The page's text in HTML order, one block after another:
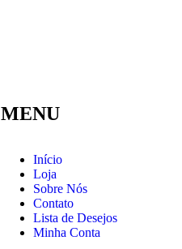
MENU
Início
Loja
Sobre Nós
Contato
Lista de Desejos
Minha Conta